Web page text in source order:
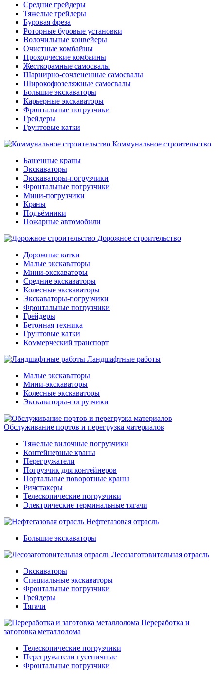
Средние грейдеры
Тяжелые грейдеры
Буровая фреза
Роторные буровые установки
Волочильные конвейеры
Очистные комбайны
Проходческие комбайны
Жесткорамные самосвалы
Шарнирно-сочлененные самосвалы
Широкофюзеляжные самосвалы
Большие экскаваторы
Карьерные экскаваторы
Фронтальные погрузчики
Грейдеры
Грунтовые катки
Коммунальное строительство
Башенные краны
Экскаваторы
Экскаваторы-погрузчики
Фронтальные погрузчики
Мини-погрузчики
Краны
Подъёмники
Пожарные автомобили
Дорожное строительство
Дорожные катки
Малые экскаваторы
Мини-экскаваторы
Средние экскаваторы
Колесные экскаваторы
Экскаваторы-погрузчики
Фронтальные погрузчики
Грейдеры
Бетонная техника
Грунтовые катки
Коммерческий транспорт
Ландшафтные работы
Малые экскаваторы
Мини-экскаваторы
Колесные экскаваторы
Экскаваторы-погрузчики
Обслуживание портов и перегрузка материалов
Тяжелые вилочные погрузчики
Контейнерные краны
Перегружатели
Погрузчик для контейнеров
Портальные поворотные краны
Ричстакеры
Телескопические погрузчики
Электрические терминальные тягачи
Нефтегазовая отрасль
Большие экскаваторы
Лесозаготовительная отрасль
Экскаваторы
Специальные экскаваторы
Фронтальные погрузчики
Грейдеры
Тягачи
Переработка и
заготовка металлолома
Телескопические погрузчики
Перегружатели гусеничные
Фронтальные погрузчики